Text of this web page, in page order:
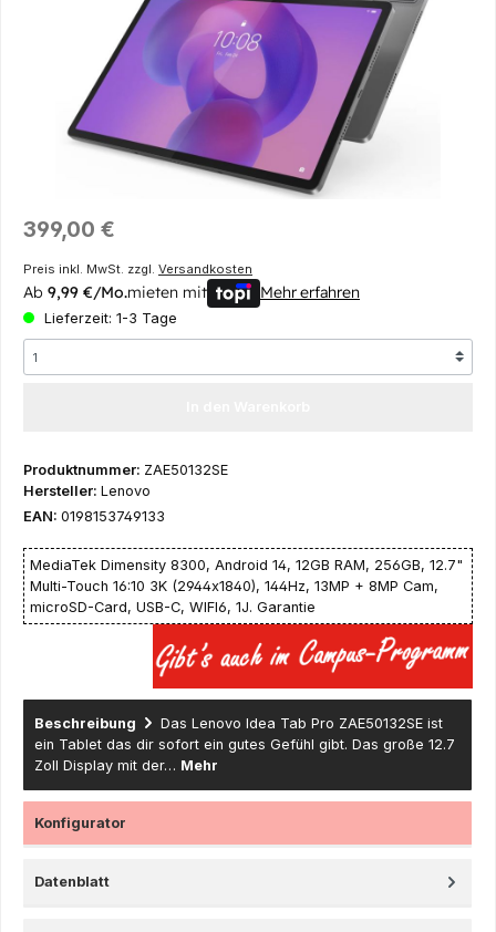
Regulärer Preis:
399,00 €
Preis inkl. MwSt. zzgl. Versandkosten
Ab 9,99 €/Mo.mieten mit Mehr erfahren
Lieferzeit: 1-3 Tage
Produktnummer: ZAE50132SE
Hersteller: Lenovo
EAN: 0198153749133
MediaTek Dimensity 8300, Android 14, 12GB RAM, 256GB, 12.7"
Multi-Touch 16:10 3K (2944x1840), 144Hz, 13MP + 8MP Cam,
microSD-Card, USB-C, WIFI6, 1J. Garantie
Beschreibung
Das Lenovo Idea Tab Pro ZAE50132SE ist
ein Tablet das dir sofort ein gutes Gefühl gibt. Das große 12.7
Zoll Display mit der… Mehr
Konfigurator
Datenblatt